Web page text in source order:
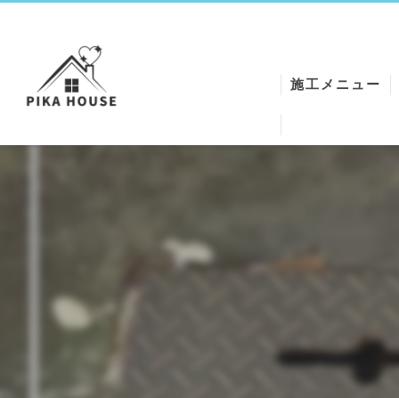
施工メニュー
ワックスクリー
空気清浄機クリ
石膏トラップク